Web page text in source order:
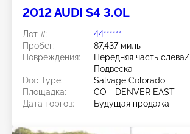
2012 AUDI S4 3.0L
Лот #:
44******
Пробег:
87,437 миль
Повреждения:
Передняя часть слева/
Подвеска
Doc Type:
Salvage Colorado
Площадка:
CO - DENVER EAST
Дата торгов:
Будущая продажа